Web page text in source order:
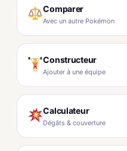
Comparer
Avec un autre Pokémon
Constructeur
Ajouter à une équipe
Calculateur
Dégâts & couverture